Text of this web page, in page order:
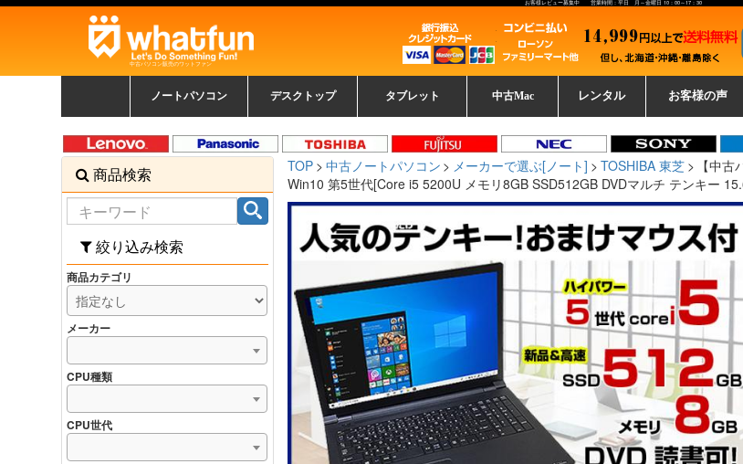
お客様レビュー募集中 営業時間：平日 月～金曜日 10：00～17：30
中古パソコン販売のワットファン
ノートパソコン
覧
パソコン
ッカード
デスクトップ
中古デスクトップ一覧
新品デスクトップ一
覧
ゲーミングパソコン
トレーディングパソ
コン
ッカード
タブレット 中古Mac レンタル お客様の声
TOP 中古ノートパソコン メーカーで選ぶ[ノート] TOSHIBA 東芝
【中
Win10 第5世代[Core i5 5200U メモリ8GB SSD512GB DVDマルチ テンキー
商品検索
絞り込み検索
商品カテゴリ
メーカー
CPU種類
CPU世代